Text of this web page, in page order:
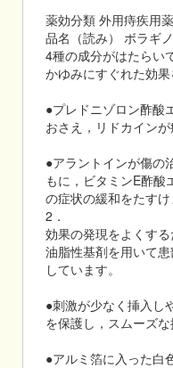
薬効分類 外用痔疾用
品名（読み） ボラギ
4種の成分がはたらい
かゆみにすぐれた効果
●プレドニゾロン酢酸
おさえ，リドカイン
●アラントインが傷の
もに，ビタミンE酢酸
の症状の緩和をたすけ
2．
効果の発現をよくす
油脂性基剤を用いて
しています。
●刺激が少なく挿入し
を保護し，スムーズな
●アルミ箔に入った白